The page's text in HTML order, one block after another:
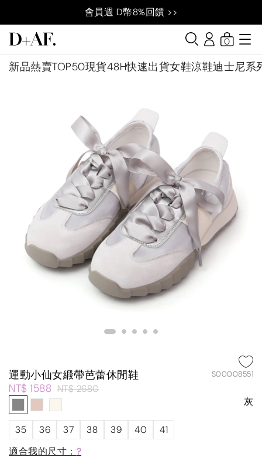
會員週 D幣8%回饋 >>
新品熱賣TOP50現貨48H快速出貨女鞋涼鞋迪士尼系
0
運動小仙女緞帶芭蕾休閒鞋 S00008551
NT$ 1588 NT$ 2680
灰
35 36 37 38 39 40
41
適合我的尺寸： ?